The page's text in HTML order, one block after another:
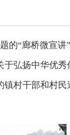
的“廊桥微宣讲”
弘扬中华优秀
村干部和村民